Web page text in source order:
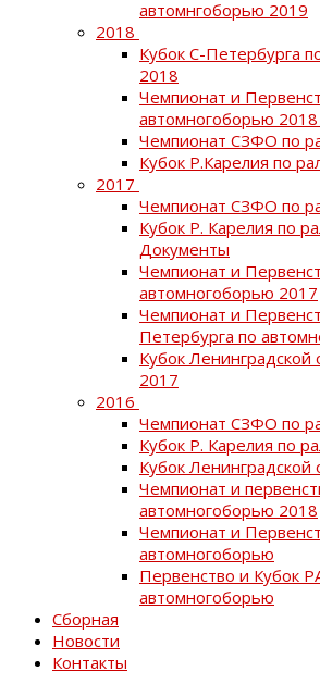
автомнгоборью 2019
2018
Кубок С-Петербурга
2018
Чемпионат и
автомногоборью 2018
Чемпионат СЗФО по
Кубок Р.Карелия по
2017
Чемпионат СЗФО по
Кубок Р. Карелия по
Документы
Чемпионат и
автомногоборью 2017
Чемпионат и
Петербурга по
Кубок Ленинградской
2017
2016
Чемпионат СЗФО по
Кубок Р. Карелия по
Кубок Ленинградской
Чемпионат и
автомногоборью 2018
Чемпионат и
автомногоборью
Первенство и Кубок
автомногоборью
Сборная
Новости
Контакты